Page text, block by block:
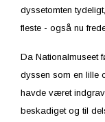
dyssetomten
fleste - også nu
Da Nationalmuseet
dyssen som en lille
havde været
beskadiget og til